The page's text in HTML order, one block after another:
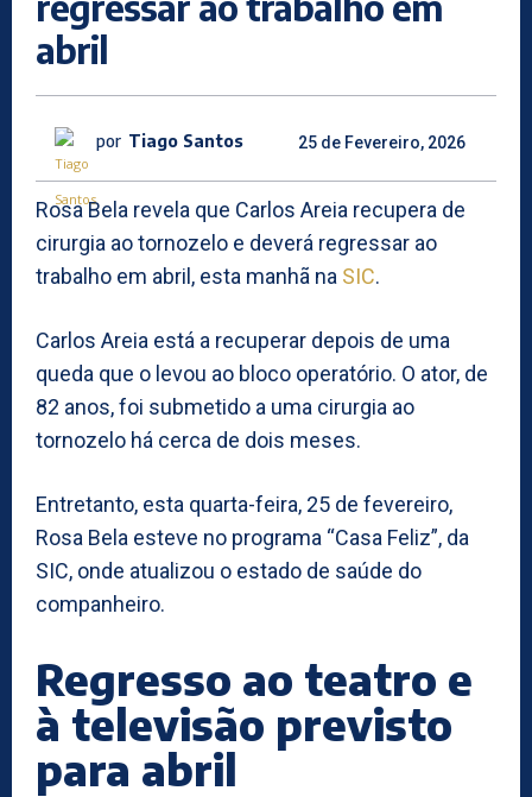
abril
por Tiago Santos 25 de Fevereiro, 2026
Rosa Bela revela que Carlos Areia recupera de
cirurgia ao tornozelo e deverá regressar ao
trabalho em abril, esta manhã na SIC.
Carlos Areia está a recuperar depois de uma
queda que o levou ao bloco operatório. O ator, de
82 anos, foi submetido a uma cirurgia ao
tornozelo há cerca de dois meses.
Entretanto, esta quarta-feira, 25 de fevereiro,
Rosa Bela esteve no programa “Casa Feliz”, da
SIC, onde atualizou o estado de saúde do
companheiro.
Regresso ao teatro e
à televisão previsto
para abril